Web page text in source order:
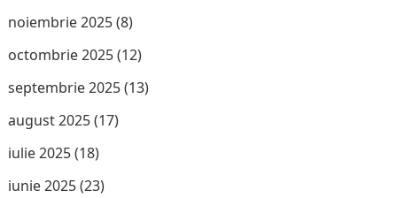
noiembrie 2025(8)
octombrie 2025(12)
septembrie 2025(13)
august 2025(17)
iulie 2025(18)
iunie 2025(23)